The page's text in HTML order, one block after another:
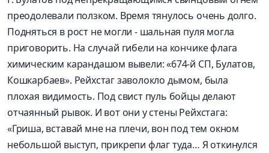
преодолевали ползком. Время тянулось очень долго.
Подняться в рост не могли - шальная пуля могла
приговорить. На случай гибели на кончике флага
химическим карандашом вывели: «674-й СП, Булатов,
Кошкарбаев». Рейхстаг заволокло дымом, была
плохая видимость. Под свист пуль бойцы делают
отчаянный рывок. И вот они у стены Рейхстага:
«Гриша, вставай мне на плечи, вон под тем окном
небольшой выступ, прикрепи флаг туда… Я откинулся